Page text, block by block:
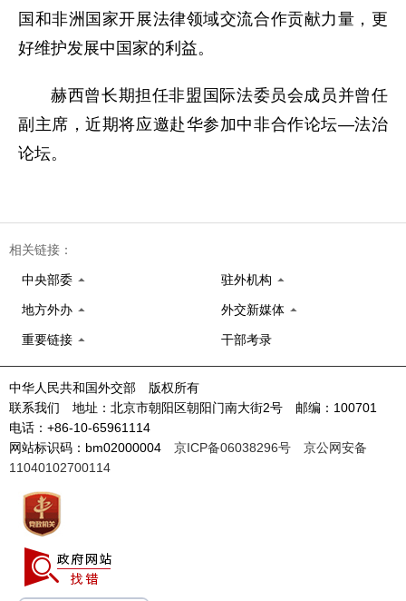
国和非洲国家开展法律领域交流合作贡献力量，更
好维护发展中国家的利益。
赫西曾长期担任非盟国际法委员会成员并曾任
副主席，近期将应邀赴华参加中非合作论坛—法治
论坛。
相关链接：
中央部委 驻外机构
地方外办 外交新媒体
重要链接 干部考录
中华人民共和国外交部 版权所有
联系我们 地址：北京市朝阳区朝阳门南大街2号 邮编：100701
电话：+86-10-65961114
网站标识码：bm02000004 京ICP备06038296号
京公网安备
11040102700114